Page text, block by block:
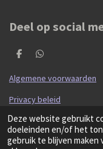
Deze website gebruikt
doeleinden en/of het
gebruik te blijven maken
Deel op social
D
l
e
D
l
e
Algemene voorwaarden
Privacy beleid
Powered by JouwWeb